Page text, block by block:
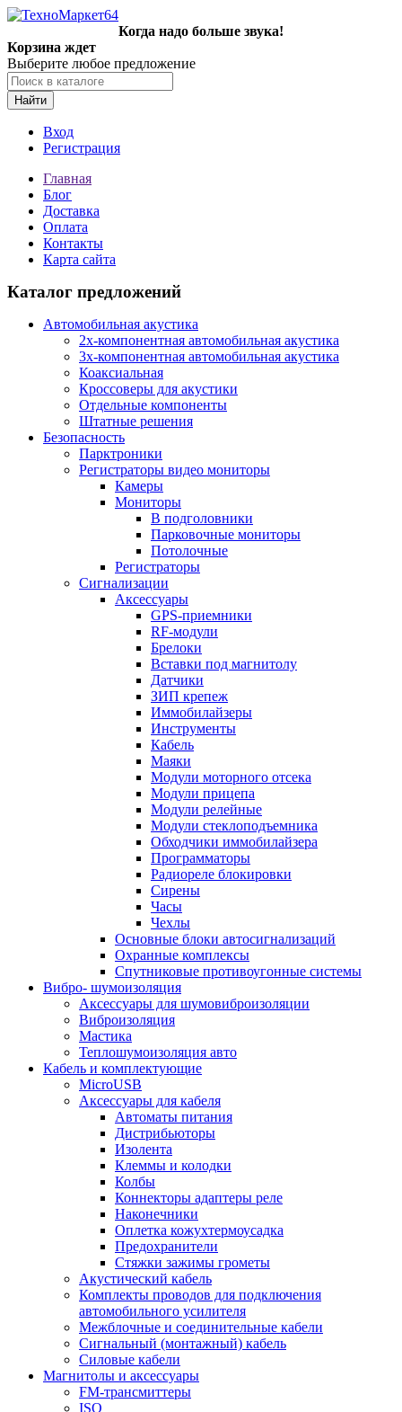
Когда надо больше звука!
Корзина ждет
Выберите любое предложение
Найти
Вход
Регистрация
Главная
Блог
Доставка
Оплата
Контакты
Карта сайта
Каталог предложений
Автомобильная акустика
2х-компонентная автомобильная акустика
3х-компонентная автомобильная акустика
Коаксиальная
Кроссоверы для акустики
Отдельные компоненты
Штатные решения
Безопасность
Парктроники
Регистраторы видео мониторы
Камеры
Мониторы
В подголовники
Парковочные мониторы
Потолочные
Регистраторы
Сигнализации
Аксессуары
GPS-приемники
RF-модули
Брелоки
Вставки под магнитолу
Датчики
ЗИП крепеж
Иммобилайзеры
Инструменты
Кабель
Маяки
Модули моторного отсека
Модули прицепа
Модули релейные
Модули стеклоподъемника
Обходчики иммобилайзера
Программаторы
Радиореле блокировки
Сирены
Часы
Чехлы
Основные блоки автосигнализаций
Охранные комплексы
Спутниковые противоугонные системы
Вибро- шумоизоляция
Аксессуары для шумовиброизоляции
Виброизоляция
Мастика
Теплошумоизоляция авто
Кабель и комплектующие
MicroUSB
Аксессуары для кабеля
Автоматы питания
Дистрибьюторы
Изолента
Клеммы и колодки
Колбы
Коннекторы адаптеры реле
Наконечники
Оплетка кожухтермоусадка
Предохранители
Стяжки зажимы грометы
Акустический кабель
Комплекты проводов для подключения
автомобильного усилителя
Межблочные и соединительные кабели
Сигнальный (монтажный) кабель
Силовые кабели
Магнитолы и аксессуары
FM-трансмиттеры
ISO